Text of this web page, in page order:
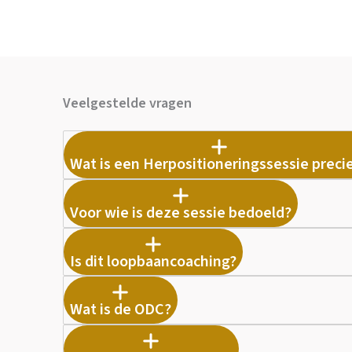
Veelgestelde vragen
Wat is een Herpositioneringssessie
Voor wie is deze sessie bedoeld?
Is dit loopbaancoaching?
Wat is de ODC?